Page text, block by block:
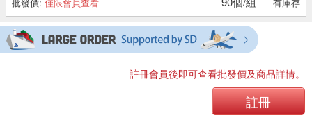
註冊會員後即可查看批發價及商品詳情。
註冊